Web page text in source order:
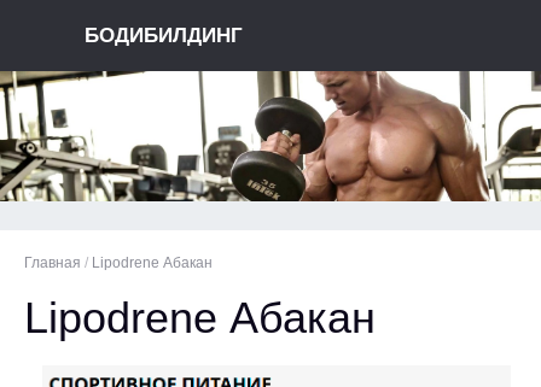
БОДИБИЛДИНГ
Главная / Lipodrene Абакан
Lipodrene Абакан